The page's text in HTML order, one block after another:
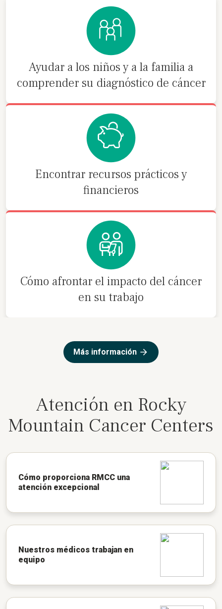
Ayudar a los niños y a la familia a
comprender su diagnóstico de cáncer
Encontrar recursos prácticos y
financieros
Cómo afrontar el impacto del cáncer
en su trabajo
Más información
Atención en Rocky
Mountain Cancer Centers
Cómo proporciona RMCC una
atención excepcional
Nuestros médicos trabajan en
equipo